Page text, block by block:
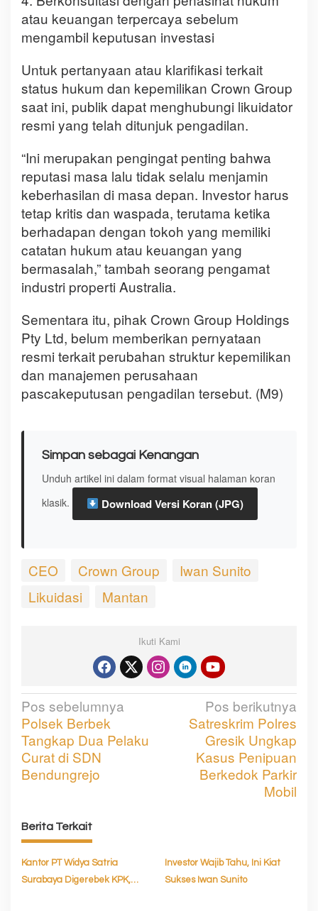
atau keuangan terpercaya sebelum
mengambil keputusan investasi
Untuk pertanyaan atau klarifikasi terkait
status hukum dan kepemilikan Crown Group
saat ini, publik dapat menghubungi likuidator
resmi yang telah ditunjuk pengadilan.
“Ini merupakan pengingat penting bahwa
reputasi masa lalu tidak selalu menjamin
keberhasilan di masa depan. Investor harus
tetap kritis dan waspada, terutama ketika
berhadapan dengan tokoh yang memiliki
catatan hukum atau keuangan yang
bermasalah,” tambah seorang pengamat
industri properti Australia.
Sementara itu, pihak Crown Group Holdings
Pty Ltd, belum memberikan pernyataan
resmi terkait perubahan struktur kepemilikan
dan manajemen perusahaan
pascakeputusan pengadilan tersebut. (M9)
Simpan sebagai Kenangan
Unduh artikel ini dalam format visual halaman koran
klasik.
Download Versi Koran (JPG)
CEO Crown Group
Iwan Sunito
Likuidasi
Mantan
Ikuti Kami
N
a
v
i
a
s
i
Pos sebelumnya
Polsek Berbek
Tangkap Dua Pelaku
Curat di SDN
Bendungrejo
Pos berikutnya
Satreskrim Polres
Gresik Ungkap
Kasus Penipuan
Berkedok Parkir
Mobil
Berita Terkait
Kantor PT Widya Satria
Surabaya Digerebek KPK,
Investor Wajib Tahu, Ini Kiat
Sukses Iwan Sunito